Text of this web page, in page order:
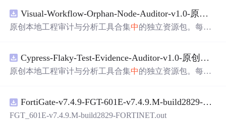
是一个非常方便和实用的工具，你一定会喜欢它的！ Visual-Workflow-Orphan-Node-Auditor-v1.0-原创源码与文档.zip
原创本地工程审计与分析工具合集中的独立资源包。每个
README、运行说明、功能清单、MIT License及原创与授
权声明。解压后进入project目录，执行npm test验证算法，
目源码、Logo、官方截图、论文、生产日志或其他受限素
材。适合前端开发、AI应用工程、测试审计和课程实践。
Cypress-Flaky-Test-Evidence-Auditor-v1.0-原创源码与文档.zip
原创本地工程审计与分析工具合集中的独立资源包。每个
README、运行说明、功能清单、MIT License及原创与授
权声明。解压后进入project目录，执行npm test验证算法，
FortiGate-v7.4.9-FGT-601E-v7.4.9.M-build2829-FORTINET.out
FGT_601E-v7.4.9.M-build2829-FORTINET.out